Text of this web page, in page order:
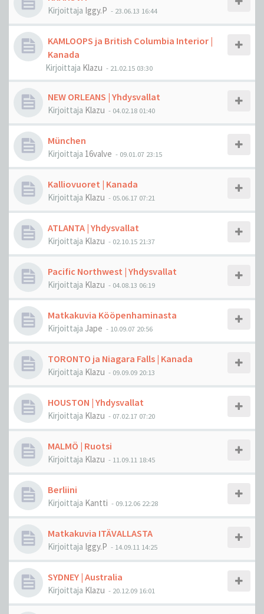
Kirjoittaja Iggy.P - 23.06.13 16:44
KAMLOOPS ja British Columbia Interior |
Kanada
Kirjoittaja Klazu - 21.02.15 03:30
NEW ORLEANS | Yhdysvallat
Kirjoittaja Klazu - 04.02.18 01:40
München
Kirjoittaja 16valve - 09.01.07 23:15
Kalliovuoret | Kanada
Kirjoittaja Klazu - 05.06.17 07:21
ATLANTA | Yhdysvallat
Kirjoittaja Klazu - 02.10.15 21:37
Pacific Northwest | Yhdysvallat
Kirjoittaja Klazu - 04.08.13 06:19
Matkakuvia Kööpenhaminasta
Kirjoittaja Jape - 10.09.07 20:56
TORONTO ja Niagara Falls | Kanada
Kirjoittaja Klazu - 09.09.09 20:13
HOUSTON | Yhdysvallat
Kirjoittaja Klazu - 07.02.17 07:20
MALMÖ | Ruotsi
Kirjoittaja Klazu - 11.09.11 18:45
Berliini
Kirjoittaja Kantti - 09.12.06 22:28
Matkakuvia ITÄVALLASTA
Kirjoittaja Iggy.P - 14.09.11 14:25
SYDNEY | Australia
Kirjoittaja Klazu - 20.12.09 16:01